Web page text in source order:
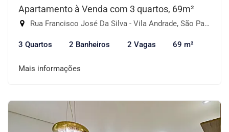
Apartamento à Venda com 3 quartos, 69m²
Rua Francisco José Da Silva - Vila Andrade, São Paulo-SP
3 Quartos 2 Banheiros 2 Vagas 69 m²
Mais informações